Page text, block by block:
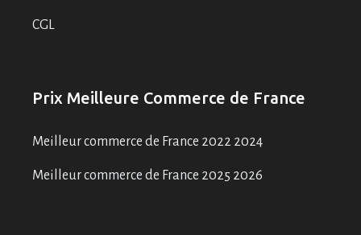
CGL
Prix Meilleure Commerce de France
Meilleur commerce de France 2022 2024
Meilleur commerce de France 2025 2026